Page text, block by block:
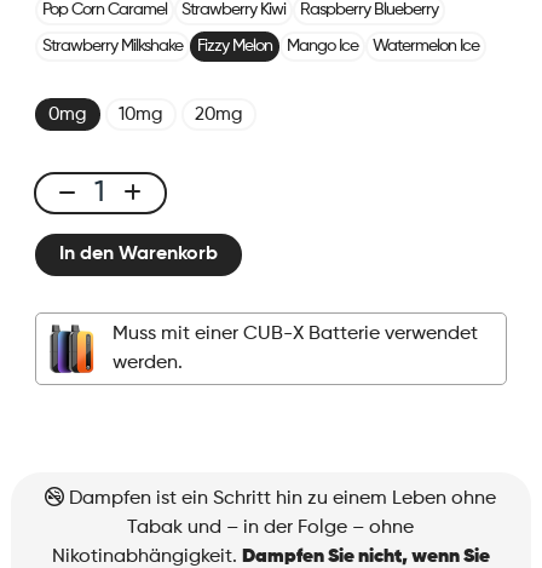
Pop Corn Caramel Strawberry Kiwi Raspberry Blueberry
Strawberry Milkshake Fizzy Melon Mango Ice Watermelon Ice
0mg 10mg 20mg
CUBX
Pods
Fizzy
Melon
Menge
In den Warenkorb
Muss mit einer CUB-X Batterie verwendet
werden.
Dampfen ist ein Schritt hin zu einem Leben ohne
Tabak und – in der Folge – ohne
Nikotinabhängigkeit. Dampfen Sie nicht, wenn Sie